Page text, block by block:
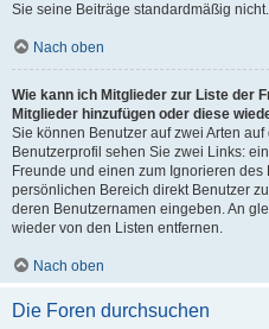
Sie seine Beiträge standardmäßig nicht.
Nach oben
Wie kann ich Mitglieder zur Liste der
Mitglieder hinzufügen oder diese
Sie können Benutzer auf zwei Arten
Benutzerprofil sehen Sie zwei Links:
Freunde und einen zum Ignorieren
persönlichen Bereich direkt Benutzer
deren Benutzernamen eingeben. An
wieder von den Listen entfernen.
Nach oben
Die Foren durchsuchen